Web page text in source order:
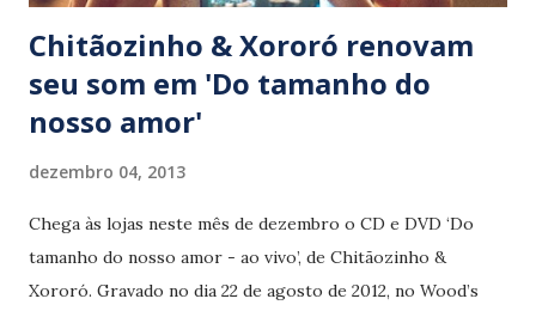
Chitãozinho & Xororó renovam
seu som em 'Do tamanho do
nosso amor'
dezembro 04, 2013
Chega às lojas neste mês de dezembro o CD e DVD ‘Do
tamanho do nosso amor - ao vivo’, de Chitãozinho &
Xororó. Gravado no dia 22 de agosto de 2012, no Wood’s